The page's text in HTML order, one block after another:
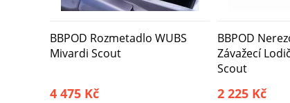
BBPOD Rozmetadlo WUBS
Mivardi Scout
4 475 Kč
BBPOD
Závažecí
Scout
2 225 Kč